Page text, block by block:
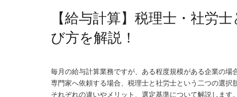
【給与計算】税理士・社労
び方を解説！
毎月の給与計算業務ですが、ある程度規模がある企業の場
専門家へ依頼する場合、税理士と社労士という二つの選択
それぞれの違いやメリット、選定基準について解説します。